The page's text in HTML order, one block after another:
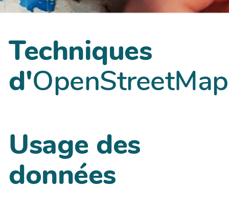
Techniques
d'OpenStreetMap
Usage des
données